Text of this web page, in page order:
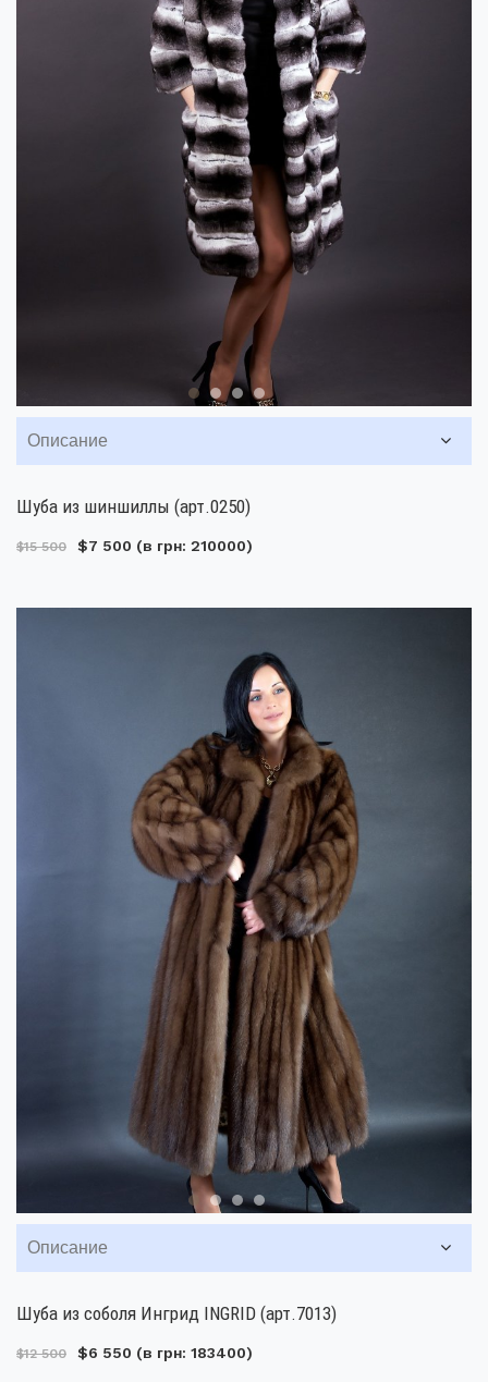
Описание
Шуба из шиншиллы (арт.0250)
$15 500 $7 500 (в грн: 210000)
Описание
Шуба из соболя Ингрид INGRID (арт.7013)
$12 500 $6 550 (в грн: 183400)